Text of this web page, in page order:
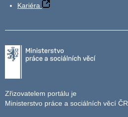
Kariéra
Zřizovatelem portálu je
Ministerstvo práce a sociálních věcí ČR